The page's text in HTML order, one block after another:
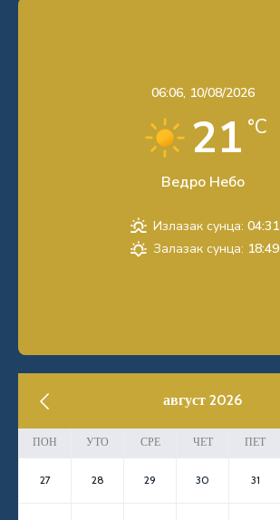
06:06, 10/08/2026
21 °C
Ведро Небо
Излазак сунца: 04:31
Залазак сунца: 18:49
август 2026
ПОН УТО СРЕ ЧЕТ ПЕТ
27 28 29 30 31